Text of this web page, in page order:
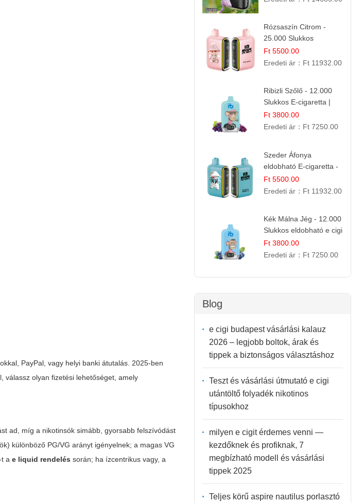
PayPal, vagy helyi banki átutalás. 2025-ben
válassz olyan fizetési lehetőséget, amely
ad, míg a nikotinsók simább, gyorsabb felszívódást
különböző PG/VG arányt igényelnek; a magas VG
t ae liquid rendelés során; ha ízcentrikus vagy, a
Rózsaszín Citrom -
25.000 Slukkos
eldobható e-Cigaretta |
IBvape Bar
Ft 5500.00
Eredeti ár： Ft 11932.00
Ribizli Szőlő - 12.000
Slukkos E-cigaretta |
Kifinomult Gyümölcs Íz
Ft 3800.00
Eredeti ár： Ft 7250.00
Szeder Áfonya
eldobható E-cigaretta -
25.000 Slukk | Prémium
Gyümölcs Íz
Ft 5500.00
Eredeti ár： Ft 11932.00
Kék Málna Jég - 12.000
Slukkos eldobható e cigi
| Frissítő Bogyós Íz
Ft 3800.00
Eredeti ár： Ft 7250.00
Blog
e cigi budapest vásárlási kalauz
2026 – legjobb boltok, árak és
tippek a biztonságos választáshoz
Teszt és vásárlási útmutató e cigi
utántöltő folyadék nikotinos
típusokhoz
milyen e cigit érdemes venni —
kezdőknek és profiknak, 7
megbízható modell és vásárlási
tippek 2025
Teljes körű aspire nautilus porlasztó